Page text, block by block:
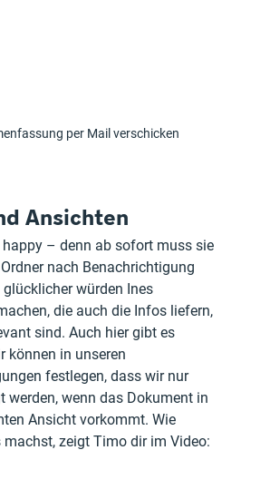
per Mail verschicken
Ansichten
happy – denn ab sofort muss sie
nach Benachrichtigung
würden Ines
die auch die Infos liefern,
sind. Auch hier gibt es
können in unseren
festlegen, dass wir nur
werden, wenn das Dokument in
Ansicht vorkommt. Wie
machst, zeigt Timo dir im Video: